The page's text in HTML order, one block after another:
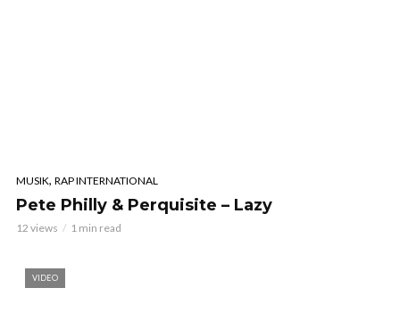
MUSIK, RAP INTERNATIONAL
Pete Philly & Perquisite – Lazy
12 views 1 min read
VIDEO